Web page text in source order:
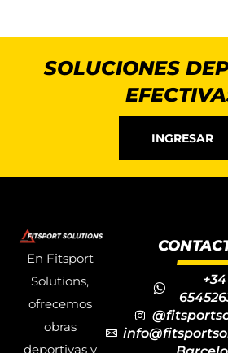
SOLUCIONES
INGRESAR
En Fitsport
Solutions,
ofrecemos
obras
deportivas y
+34